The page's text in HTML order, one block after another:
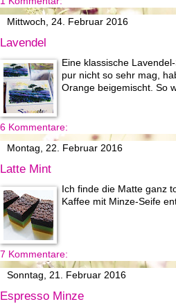
Mittwoch, 24. Februar 2016
Lavendel
Eine klassische
pur nicht so sehr mag,
Orange beigemischt. So
6 Kommentare:
Montag, 22. Februar 2016
Latte Mint
Ich finde die Matte ganz
Kaffee mit Minze-Seife
7 Kommentare:
Sonntag, 21. Februar 2016
Espresso Minze